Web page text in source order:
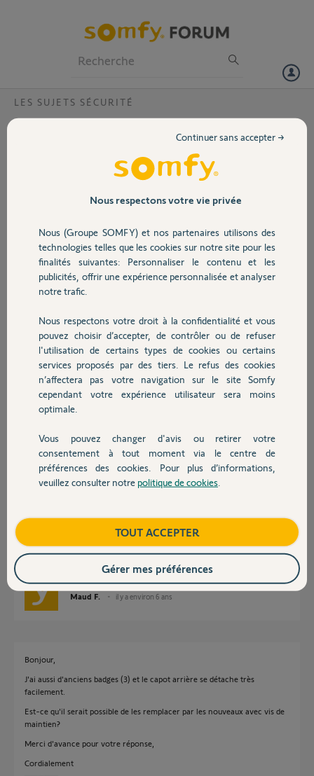
Volet
Sécurité
Domotique
Chauffage
Autres produits
Devis avec un pro
Contact
LES SUJETS SÉCURITÉ
Badge x 2 : Capot ne tient pas, pile changée
le capot ne tient pas ou mal (badge de Juillet 2019),
Pile changée (ENERGIZER CR2032) mais badge vu comme déchargée
par l'application.
Possible de me changer ces 2 badges par des nouveaux (avec vis de
Merci d'avance
Cédric C.
il y a environ 6 ans
Participer au fil de discussion
Réponses
Afin de vous faire parvenir des nouveaux badges à vis, je vais avoir
besoin d'informations personnelles et c'est pour cette raison que je viens
de vous envoyer un mail pour continuer votre dépannage en privé.
Maud F. il y a environ 6 ans
Bonjour,
J'ai aussi d'anciens badges (3) et le capot arrière se détache très
facilement.
Est-ce qu'il serait possible de les remplacer par les nouveaux avec vis de
maintien?
Merci d'avance pour votre réponse,
Cordialement
Nous respectons votre vie privée
Nous (Groupe SOMFY) et nos partenaires utilisons des
technologies telles que les cookies sur notre site pour les
finalités suivantes: Personnaliser le contenu et les
publicités, offrir une expérience personnalisée et analyser
notre trafic.
Nous respectons votre droit à la confidentialité et vous
pouvez choisir d’accepter, de contrôler ou de refuser
l'utilisation de certains types de cookies ou certains
services proposés par des tiers. Le refus des cookies
n’affectera pas votre navigation sur le site Somfy
cependant votre expérience utilisateur sera moins
optimale.
Vous pouvez changer d'avis ou retirer votre
consentement à tout moment via le centre de
préférences des cookies. Pour plus d’informations,
veuillez consulter notre politique de cookies
Continuer sans accepter →
TOUT ACCEPTER
Gérer mes préférences